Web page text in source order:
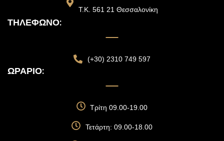
Τ.Κ. 561 21 Θεσσαλονίκη
ΤΗΛΈΦΩΝΟ:
(+30) 2310 749 597
ΩΡΆΡΙΟ:
Τρίτη 09.00-19.00
Τετάρτη: 09.00-18.00